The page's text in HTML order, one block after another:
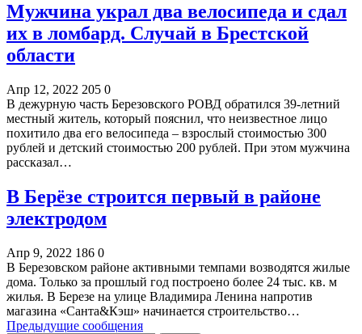
Мужчина украл два велосипеда и сдал
их в ломбард. Случай в Брестской
области
Апр 12, 2022 205 0
В дежурную часть Березовского РОВД обратился 39-летний
местный житель, который пояснил, что неизвестное лицо
похитило два его велосипеда – взрослый стоимостью 300
рублей и детский стоимостью 200 рублей. При этом мужчина
рассказал…
В Берёзе строится первый в районе
электродом
Апр 9, 2022 186 0
В Березовском районе активными темпами возводятся жилые
дома. Только за прошлый год построено более 24 тыс. кв. м
жилья. В Березе на улице Владимира Ленина напротив
магазина «Санта&Кэш» начинается строительство…
Предыдущие сообщения